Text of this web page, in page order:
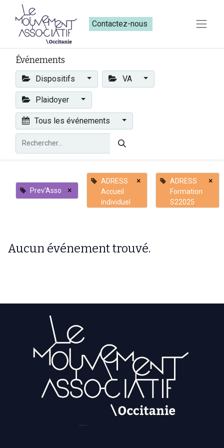
Contactez-nous​​
Événements
Dispositifs VA
Plaidoyer
Tous les événements
Prev'Asso ×
ADRESS
Accueil
individuel
×
ADRESS
Formation
S22025
×
Aucun événement trouvé.